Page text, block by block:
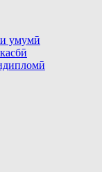
умумӣ